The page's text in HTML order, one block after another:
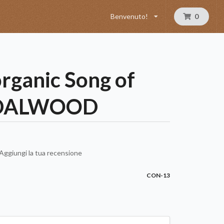
Benvenuto! 0
Song of
la tua recensione
CON-13